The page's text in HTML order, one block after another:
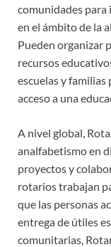
comunidades para
en el ámbito de la
Pueden organizar
recursos
escuelas y familias
acceso a una
A nivel global,
analfabetismo en
proyectos y
rotarios trabajan
que las personas
entrega de útiles
comunitarias,